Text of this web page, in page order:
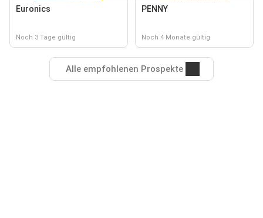
Euronics
Noch 3 Tage gültig
PENNY
Noch 4 Monate gültig
Alle empfohlenen Prospekte